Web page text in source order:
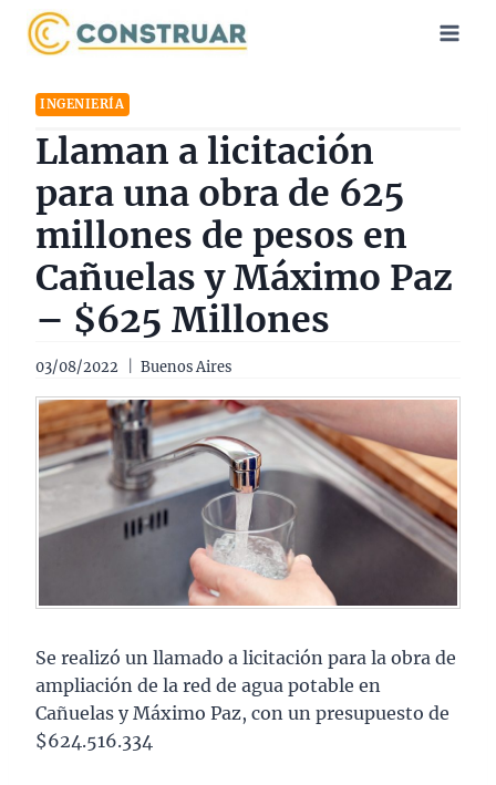
Saltar
INGENIERÍA
Llaman a licitación
para una obra de 625
millones de pesos en
Cañuelas y Máximo Paz
– $625 Millones
03/08/2022 Buenos Aires
Se realizó un llamado a licitación para la obra de
ampliación de la red de agua potable en
Cañuelas y Máximo Paz, con un presupuesto de
$624.516.334